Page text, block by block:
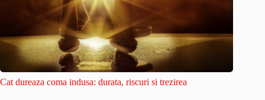
Cat dureaza coma indusa: durata, riscuri si trezirea